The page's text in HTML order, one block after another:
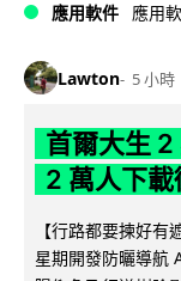
應用軟件 應用
Lawton 5 小時
首爾大生
2 萬人下載
【行路都要揀好
星期開發防曬導航